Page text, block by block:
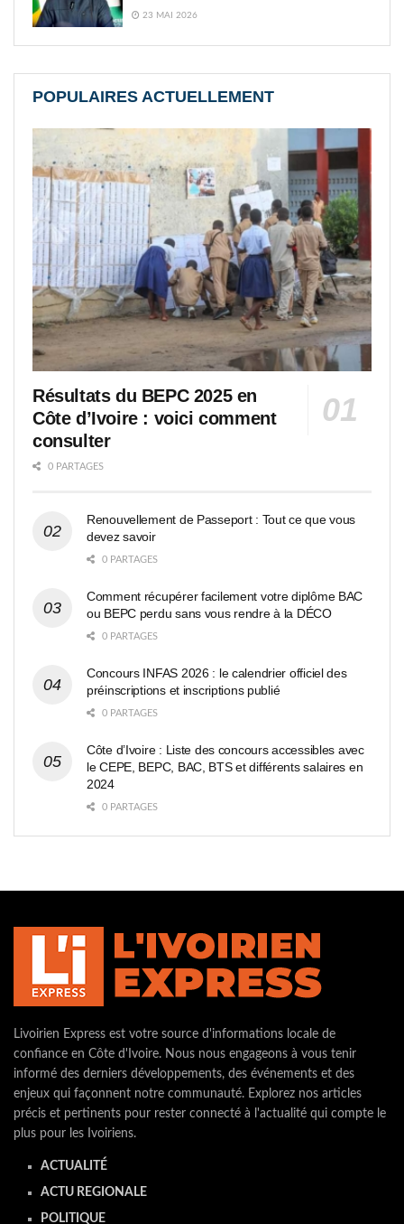
23 MAI 2026
POPULAIRES ACTUELLEMENT
Résultats du BEPC 2025 en
Côte d’Ivoire : voici comment
consulter
0 PARTAGES
Renouvellement de Passeport : Tout ce que vous
devez savoir
0 PARTAGES
Comment récupérer facilement votre diplôme BAC
ou BEPC perdu sans vous rendre à la DÉCO
0 PARTAGES
Concours INFAS 2026 : le calendrier officiel des
préinscriptions et inscriptions publié
0 PARTAGES
Côte d’Ivoire : Liste des concours accessibles avec
le CEPE, BEPC, BAC, BTS et différents salaires en
2024
0 PARTAGES
Livoirien Express est votre source d'informations locale de
confiance en Côte d'Ivoire. Nous nous engageons à vous tenir
informé des derniers développements, des événements et des
enjeux qui façonnent notre communauté. Explorez nos articles
précis et pertinents pour rester connecté à l'actualité qui compte le
plus pour les Ivoiriens.
ACTUALITÉ
ACTU REGIONALE
POLITIQUE